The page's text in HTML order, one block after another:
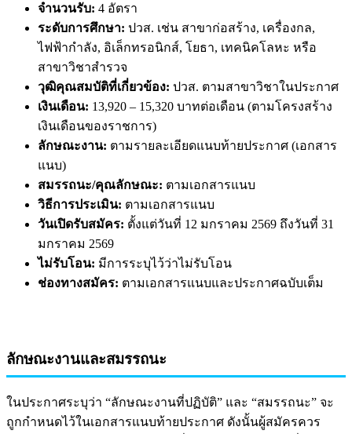
จำนวนรับ: 4 อัตรา
ระดับการศึกษา: ปวส. เช่น สาขาก่อสร้าง, เครื่องกล,
ไฟฟ้ากำลัง, อิเล็กทรอนิกส์, โยธา, เทคนิคโลหะ หรือ
สาขาวิชาสำรวจ
วุฒิคุณสมบัติที่เกี่ยวข้อง: ปวส. ตามสาขาวิชาในประกาศ
เงินเดือน: 13,920 – 15,320 บาทต่อเดือน (ตามโครงสร้าง
เงินเดือนของราชการ)
ลักษณะงาน: ตามรายละเอียดแนบท้ายประกาศ (เอกสาร
แนบ)
สมรรถนะ/คุณลักษณะ: ตามเอกสารแนบ
วิธีการประเมิน: ตามเอกสารแนบ
วันเปิดรับสมัคร: ตั้งแต่วันที่ 12 มกราคม 2569 ถึงวันที่ 31
มกราคม 2569
ไม่รับโอน: มีการระบุไว้ว่าไม่รับโอน
ช่องทางสมัคร: ตามเอกสารแนบและประกาศฉบับเต็ม
ลักษณะงานและสมรรถนะ
ในประกาศระบุว่า “ลักษณะงานที่ปฏิบัติ” และ “สมรรถนะ” จะ
ถูกกำหนดไว้ในเอกสารแนบท้ายประกาศ ดังนั้นผู้สมัครควร